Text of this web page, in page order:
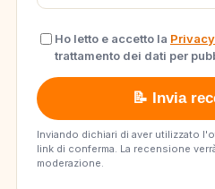
Ho letto e accetto la
trattamento dei dati per
📝 Invia
Inviando dichiari di aver utilizzato
link di conferma. La recensione
moderazione.